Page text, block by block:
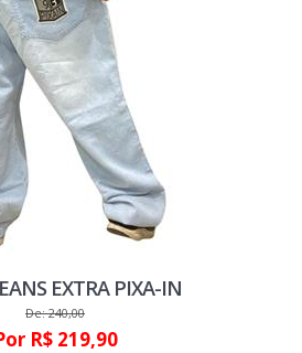
EXTRA PIXA-IN
De: 240,00
R$ 219,90